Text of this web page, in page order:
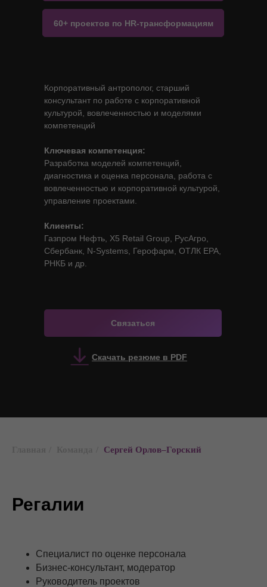
Корпоративный антрополог, старший
консультант по работе с корпоративной
культурой, вовлеченностью и моделями
компетенций
Ключевая компетенция:
Разработка моделей компетенций,
диагностика и оценка персонала, работа с
вовлеченностью и корпоративной культурой,
управление проектами.
Клиенты:
Газпром Нефть, X5 Retail Group, РусАгро,
Сбербанк, N-Systems, Герофарм, ОТЛК ЕРА,
РНКБ и др.
Связаться
Скачать резюме в PDF
60+ проектов по HR-трансформациям
Сергей Орлов–Горский
Регалии
Специалист по оценке персонала
Бизнес-консультант, модератор
Руководитель проектов